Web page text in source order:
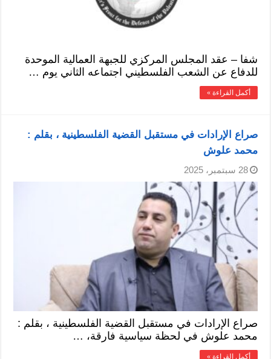
شفا – عقد المجلس المركزي للجبهة العمالية الموحدة
للدفاع عن الشعب الفلسطيني اجتماعه الثاني يوم …
أكمل القراءة »
صراع الإرادات في مستقبل القضية الفلسطينية ، بقلم :
محمد علوش
28 سبتمبر، 2025
صراع الإرادات في مستقبل القضية الفلسطينية ، بقلم :
محمد علوش في لحظة سياسية فارقة، …
أكمل القراءة »